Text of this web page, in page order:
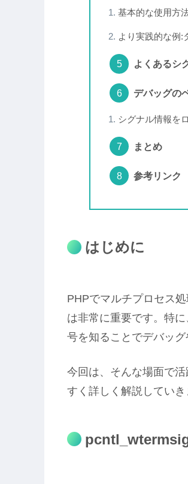
基本的な使用方
より実践的な例:
よくあるシ
デバッグの
シグナル情報を
まとめ
参考リンク
はじめに
PHPでマルチプロセス
は非常に重要です。特
号を知ることでデバッ
今回は、そんな場面で活
すく詳しく解説していき